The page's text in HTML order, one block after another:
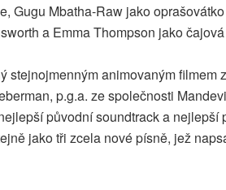
Gugu Mbatha-Raw jako
a Emma Thompson jako
stejnojmenným animovaným
p.g.a. ze společnosti
původní soundtrack a
jako tři zcela nové písně, jež